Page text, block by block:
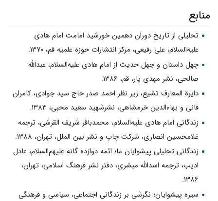
منابع
تحلیلی از تاریخ دوران دهمین خورشید امامت امام هادی
علیه‌السلام، علی رفیعی، مرکز انتشارات حوزه علمیه قم، ۱۳۷۰.
چهل داستان و چهل حدیث از امام هادی علیه‌السلام، عبدالله
صالحی، نشر مهدی یار، قم، ۱۳۸۶.
دایرة المعارف تشیع، زیر نظر احمد صدر حاج سید جوادی، کامران
فانی و بهاءالدین خرمشاهی، نشرشهید سعید محبی، ۱۳۸۳.
زندگانی امام هادی علیه‌السلام، محمدباقر شریف القرشی، ترجمه
غلامحسین انصاری، شرکت چاپ و نشر بین الملل، تهران، ۱۳۸۸.
زندگانی تحلیلی پیشوایان ما؛ ائمه دوازده گانه علیهم‌السلام، عادل
ادیب، ترجمه اسدالله مبشری، دفتر نشر فرهنگ اسلامی، تهران،
۱۳۸۶.
سیره پیشوایان؛ ن‍گ‍رش‍ی‌ ب‍ر زن‍دگ‍ان‍ی‌ اج‍ت‍م‍اع‍ی‌، س‍ی‍اس‍ی‌ و ف‍ره‍ن‍گ‍ی‌